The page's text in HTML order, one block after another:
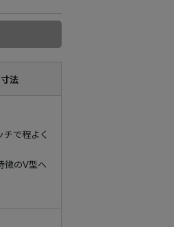
寸法
で程よく
徴のV型ヘ